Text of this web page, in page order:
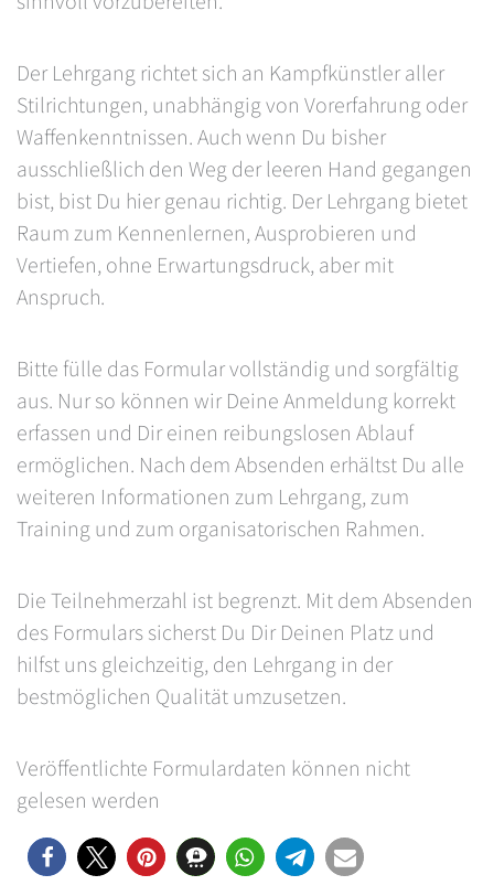
Der Lehrgang richtet sich an Kampfkünstler aller
Stilrichtungen, unabhängig von Vorerfahrung oder
Waffenkenntnissen. Auch wenn Du bisher
ausschließlich den Weg der leeren Hand gegangen
bist, bist Du hier genau richtig. Der Lehrgang bietet
Raum zum Kennenlernen, Ausprobieren und
Vertiefen, ohne Erwartungsdruck, aber mit
Anspruch.
Bitte fülle das Formular vollständig und sorgfältig
aus. Nur so können wir Deine Anmeldung korrekt
erfassen und Dir einen reibungslosen Ablauf
ermöglichen. Nach dem Absenden erhältst Du alle
weiteren Informationen zum Lehrgang, zum
Training und zum organisatorischen Rahmen.
Die Teilnehmerzahl ist begrenzt. Mit dem Absenden
des Formulars sicherst Du Dir Deinen Platz und
hilfst uns gleichzeitig, den Lehrgang in der
bestmöglichen Qualität umzusetzen.
Veröffentlichte Formulardaten können nicht
gelesen werden